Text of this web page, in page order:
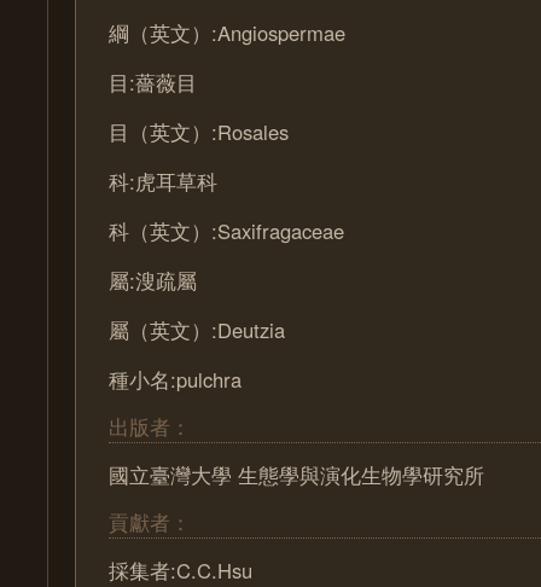
綱（英文）:Angiospermae
目:薔薇目
目（英文）:Rosales
科:虎耳草科
科（英文）:Saxifragaceae
屬:溲疏屬
屬（英文）:Deutzia
種小名:pulchra
出版者：
國立臺灣大學 生態學與演化生物學研究所
貢獻者：
採集者:C.C.Hsu